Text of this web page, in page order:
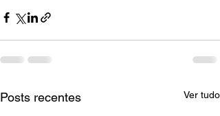
Posts recentes Ver tudo